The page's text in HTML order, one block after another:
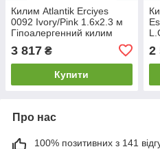
Килим Atlantik Erciyes
0092 Ivory/Pink 1.6х2.3 м
Гіпоалергенний килим
килим для дому
3 817 ₴
Купити
2
Про нас
100% позитивних з 141